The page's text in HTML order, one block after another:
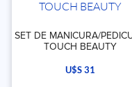
SET DE MANICURA/
TOUCH BEAUTY
U$S31